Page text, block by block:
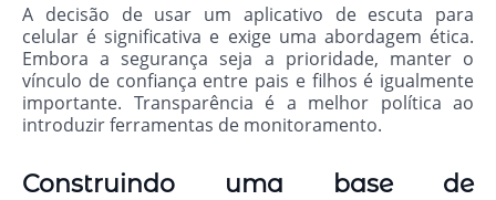
A decisão de usar um aplicativo de escuta para
celular é significativa e exige uma abordagem ética.
Embora a segurança seja a prioridade, manter o
vínculo de confiança entre pais e filhos é igualmente
importante. Transparência é a melhor política ao
introduzir ferramentas de monitoramento.
Construindo uma base de